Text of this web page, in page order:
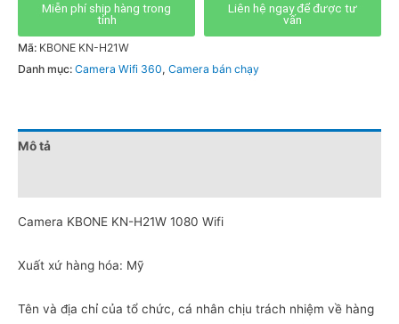
Miễn phí ship hàng trong
tỉnh
Liên hệ ngay để được tư
vấn
Mã: KBONE KN-H21W
Danh mục: Camera Wifi 360, Camera bán chạy
Mô tả
Camera KBONE KN-H21W 1080 Wifi
Xuất xứ hàng hóa: Mỹ
Tên và địa chỉ của tổ chức, cá nhân chịu trách nhiệm về hàng